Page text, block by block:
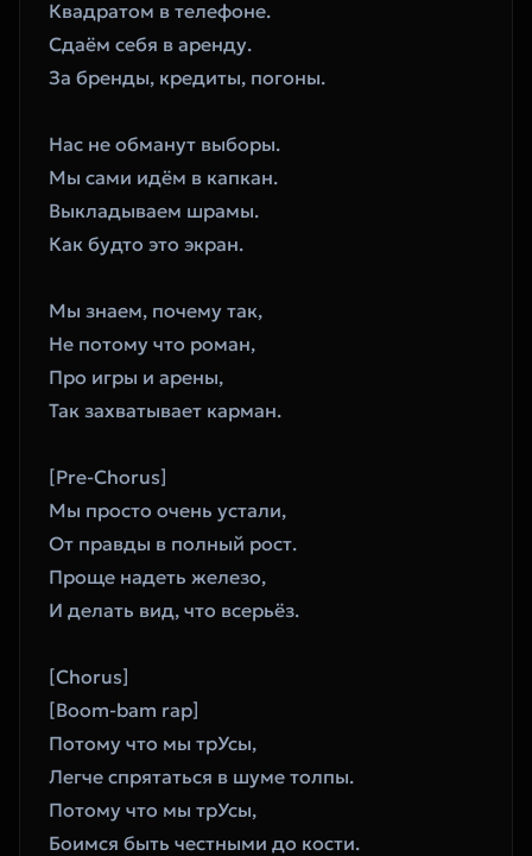
Квадратом в телефоне.
Сдаём себя в аренду.
За бренды, кредиты, погоны.
Нас не обманут выборы.
Мы сами идём в капкан.
Выкладываем шрамы.
Как будто это экран.
Мы знаем, почему так,
Не потому что роман,
Про игры и арены,
Так захватывает карман.
[Pre-Chorus]
Мы просто очень устали,
От правды в полный рост.
Проще надеть железо,
И делать вид, что всерьёз.
[Chorus]
[Boom-bam rap]
Потому что мы трУсы,
Легче спрятаться в шуме толпы.
Потому что мы трУсы,
Боимся быть честными до кости.